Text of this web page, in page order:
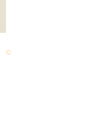
©